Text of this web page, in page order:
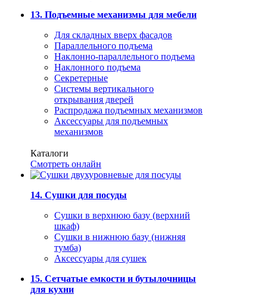
13. Подъемные механизмы для мебели
Для складных вверх фасадов
Параллельного подъема
Наклонно-параллельного подъема
Наклонного подъема
Секретерные
Системы вертикального
открывания дверей
Распродажа подъемных механизмов
Аксессуары для подъемных
механизмов
Каталоги
Смотреть онлайн
14. Сушки для посуды
Сушки в верхнюю базу (верхний
шкаф)
Сушки в нижнюю базу (нижняя
тумба)
Аксессуары для сушек
15. Сетчатые емкости и бутылочницы
для кухни